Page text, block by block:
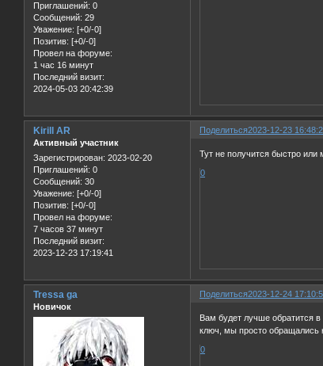
Приглашений: 0
Сообщений: 29
Уважение: [+0/-0]
Позитив: [+0/-0]
Провел на форуме:
1 час 16 минут
Последний визит:
2024-05-03 20:42:39
Поделиться2023-12-23
Kirill AR
Активный участник
Зарегистрирован: 2023-02-20
Приглашений: 0
Сообщений: 30
Уважение: [+0/-0]
Позитив: [+0/-0]
Провел на форуме:
7 часов 37 минут
Последний визит:
2023-12-23 17:19:41
Тут не получится быстро или
0
Поделиться2023-12-24
Tressa ga
Новичок
Вам будет лучше обратится
ключ, мы просто обращались
0